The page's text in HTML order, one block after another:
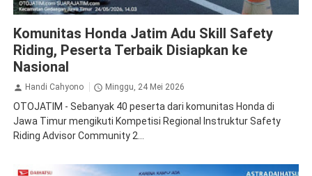
Komunitas Honda Jatim Adu Skill Safety
Riding, Peserta Terbaik Disiapkan ke
Nasional
Handi Cahyono Minggu, 24 Mei 2026
OTOJATIM - Sebanyak 40 peserta dari komunitas Honda di
Jawa Timur mengikuti Kompetisi Regional Instruktur Safety
Riding Advisor Community 2...